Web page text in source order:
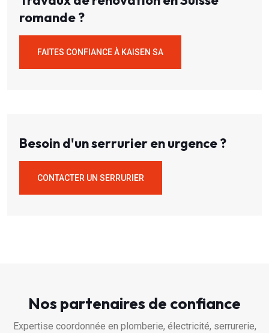
romande ?
FAITES CONFIANCE À KAISEN SA
Besoin d'un serrurier en urgence ?
CONTACTER UN SERRURIER
Nos partenaires de confiance
Expertise coordonnée en plomberie, électricité, serrurerie,